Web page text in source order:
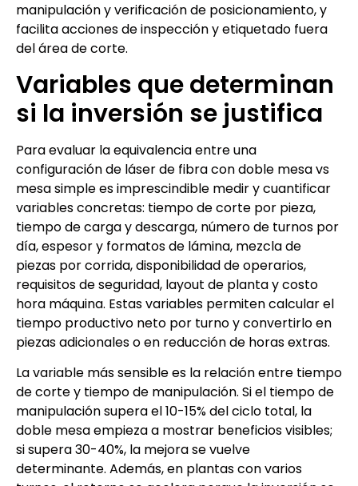
manipulación y verificación de posicionamiento, y
facilita acciones de inspección y etiquetado fuera
del área de corte.
Variables que determinan
si la inversión se justifica
Para evaluar la equivalencia entre una
configuración de láser de fibra con doble mesa vs
mesa simple es imprescindible medir y cuantificar
variables concretas: tiempo de corte por pieza,
tiempo de carga y descarga, número de turnos por
día, espesor y formatos de lámina, mezcla de
piezas por corrida, disponibilidad de operarios,
requisitos de seguridad, layout de planta y costo
hora máquina. Estas variables permiten calcular el
tiempo productivo neto por turno y convertirlo en
piezas adicionales o en reducción de horas extras.
La variable más sensible es la relación entre tiempo
de corte y tiempo de manipulación. Si el tiempo de
manipulación supera el 10-15% del ciclo total, la
doble mesa empieza a mostrar beneficios visibles;
si supera 30-40%, la mejora se vuelve
determinante. Además, en plantas con varios